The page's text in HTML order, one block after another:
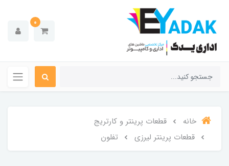
0
خانه
قطعات پرینتر و کارتریج
قطعات پرینتر لیرزی
تفلون